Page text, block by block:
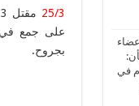
25/3
على جمع في
بجروح.
في